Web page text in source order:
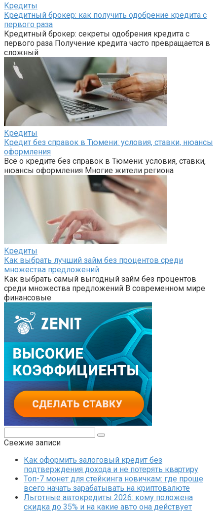
Кредиты
Кредитный брокер: как получить одобрение кредита с
первого раза
Кредитный брокер: секреты одобрения кредита с
первого раза Получение кредита часто превращается в
сложный
Кредиты
Кредит без справок в Тюмени: условия, ставки, нюансы
оформления
Всё о кредите без справок в Тюмени: условия, ставки,
нюансы оформления Многие жители региона
Кредиты
Как выбрать лучший займ без процентов среди
множества предложений
Как выбрать самый выгодный займ без процентов
среди множества предложений В современном мире
финансовые
Свежие записи
Как оформить залоговый кредит без
подтверждения дохода и не потерять квартиру
Топ-7 монет для стейкинга новичкам: где проще
всего начать зарабатывать на криптовалюте
Льготные автокредиты 2026: кому положена
скидка до 35% и на какие авто она действует